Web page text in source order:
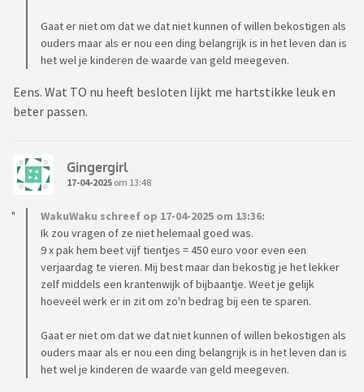
Gaat er niet om dat we dat niet kunnen of willen bekostigen als
ouders maar als er nou een ding belangrijk is in het leven dan is
het wel je kinderen de waarde van geld meegeven.
Eens. Wat TO nu heeft besloten lijkt me hartstikke leuk en
beter passen.
Gingergirl
17-04-2025 om 13:48
WakuWaku schreef op 17-04-2025 om 13:36:
Ik zou vragen of ze niet helemaal goed was.
9 x pak hem beet vijf tientjes = 450 euro voor even een
verjaardag te vieren. Mij best maar dan bekostig je het lekker
zelf middels een krantenwijk of bijbaantje. Weet je gelijk
hoeveel werk er in zit om zo'n bedrag bij een te sparen.
Gaat er niet om dat we dat niet kunnen of willen bekostigen als
ouders maar als er nou een ding belangrijk is in het leven dan is
het wel je kinderen de waarde van geld meegeven.